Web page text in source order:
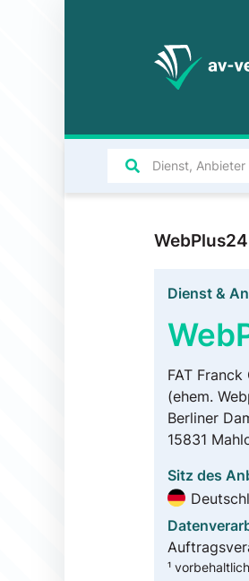
Dienst &
FAT Franck
(ehem.
Berliner
15831
Sitz des
¹